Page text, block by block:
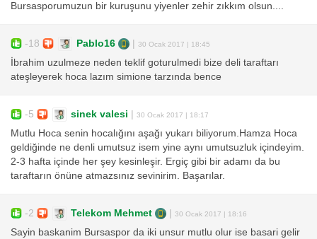
Bursasporumuzun bir kuruşunu yiyenler zehir zıkkım olsun....
-18 Pablo16 30 Ocak 2017 | 18:45
İbrahim uzulmeze neden teklif goturulmedi bize deli taraftarı
ateşleyerek hoca lazım simione tarzında bence
-5 sinek valesi 30 Ocak 2017 | 18:17
Mutlu Hoca senin hocalığını aşağı yukarı biliyorum.Hamza Hoca
geldiğinde ne denli umutsuz isem yine aynı umutsuzluk içindeyim.
2-3 hafta içinde her şey kesinleşir. Ergiç gibi bir adamı da bu
taraftarın önüne atmazsınız sevinirim. Başarılar.
-2 Telekom Mehmet 30 Ocak 2017 | 18:16
Sayin baskanim Bursaspor da iki unsur mutlu olur ise basari gelir